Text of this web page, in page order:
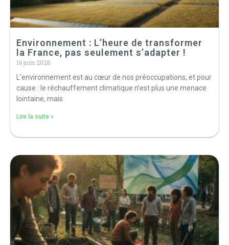
Environnement : L’heure de transformer
la France, pas seulement s’adapter !
16 juin 2026
L’environnement est au cœur de nos préoccupations, et pour
cause : le réchauffement climatique n’est plus une menace
lointaine, mais
Lire la suite »